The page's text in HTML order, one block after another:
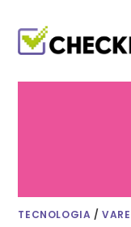
conteúdo
TECNOLOGIA /